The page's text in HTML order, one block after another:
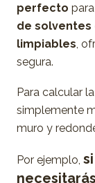
perfecto
de solventes
limpiables,
segura.
Para calcular
simplemente
muro y
Por ejemplo,